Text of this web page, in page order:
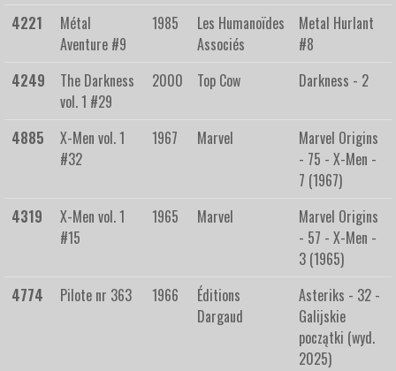
4221
Métal
Aventure #9
1985
Les Humanoïdes
Associés
Metal Hurlant
#8
4249
The Darkness
vol. 1 #29
2000 Top Cow Darkness - 2
4885
X-Men vol. 1
#32
1967 Marvel
Marvel Origins
- 75 - X-Men -
7 (1967)
4319
X-Men vol. 1
#15
1965 Marvel
Marvel Origins
- 57 - X-Men -
3 (1965)
4774
Pilote nr 363 1966
Éditions
Dargaud
Asteriks - 32 -
Galijskie
początki (wyd.
2025)